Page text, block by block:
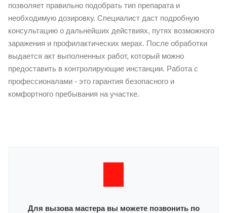
позволяет правильно подобрать тип препарата и
необходимую дозировку. Специалист даст подробную
консультацию о дальнейших действиях, путях возможного
заражения и профилактических мерах. После обработки
выдается акт выполненных работ, который можно
предоставить в контролирующие инстанции. Работа с
профессионалами - это гарантия безопасного и
комфортного пребывания на участке.
Для вызова мастера вы можете позвонить по